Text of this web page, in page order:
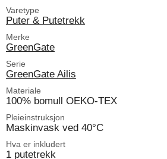
Varetype
Puter & Putetrekk
Merke
GreenGate
Serie
GreenGate Ailis
Materiale
100% bomull OEKO-TEX
Pleieinstruksjon
Maskinvask ved 40°C
Hva er inkludert
1 putetrekk